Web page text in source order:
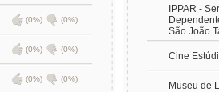
(0%) (0%)
(0%) (0%)
(0%) (0%)
IPPAR -
São João
Cine
Museu de